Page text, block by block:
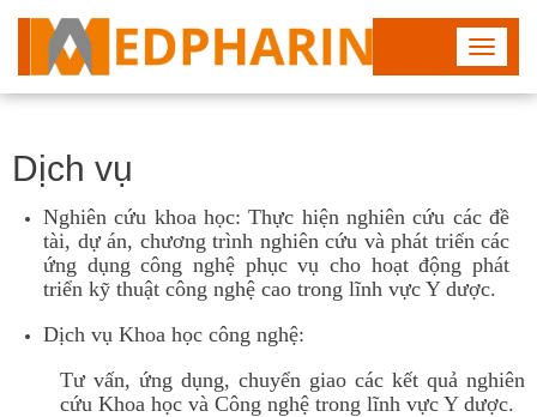
Toggle
Dịch vụ
Nghiên cứu khoa học: Thực hiện nghiên cứu các đề
tài, dự án, chương trình nghiên cứu và phát triển các
ứng dụng công nghệ phục vụ cho hoạt động phát
triển kỹ thuật công nghệ cao trong lĩnh vực Y dược.
Dịch vụ Khoa học công nghệ:
Tư vấn, ứng dụng, chuyển giao các kết quả nghiên
cứu Khoa học và Công nghệ trong lĩnh vực Y dược.